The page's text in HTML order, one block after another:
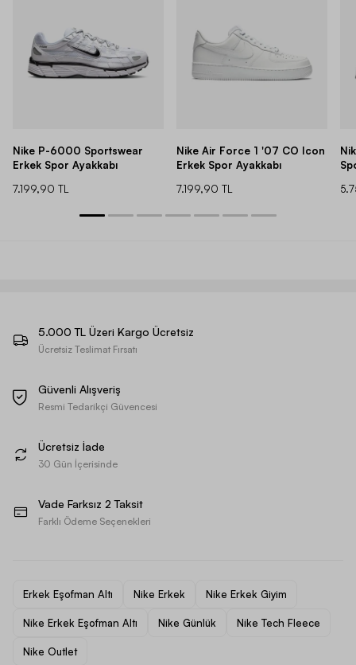
Nike P-6000 Sportswear
Erkek Spor Ayakkabı
7.199,90 TL
Nike Air Force 1 '07 CO Icon
Erkek Spor Ayakkabı
7.199,90 TL
5.000 TL Üzeri Kargo Ücretsiz
Ücretsiz Teslimat Fırsatı
Güvenli Alışveriş
Resmi Tedarikçi Güvencesi
Ücretsiz İade
30 Gün İçerisinde
Vade Farksız 2 Taksit
Farklı Ödeme Seçenekleri
Erkek Eşofman Altı Nike Erkek Nike Erkek Giyim
Nike Erkek Eşofman Altı Nike Günlük Nike Tech Fleece
Nike Outlet